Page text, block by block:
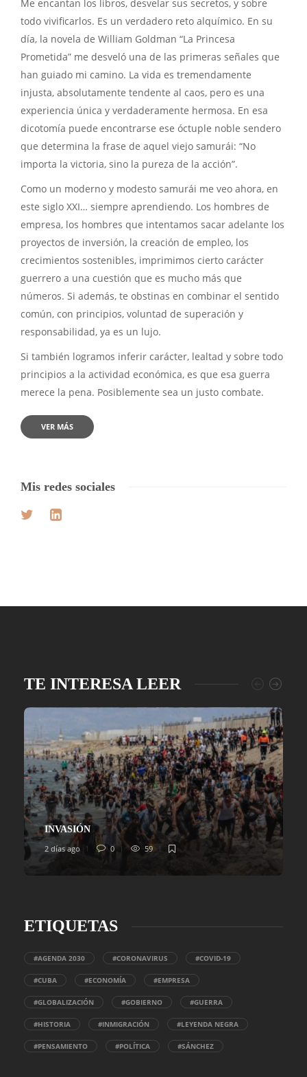
Me encantan los libros, desvelar sus secretos, y sobre
todo vivificarlos. Es un verdadero reto alquímico. En su
día, la novela de William Goldman “La Princesa
Prometida” me desveló una de las primeras señales que
han guiado mi camino. La vida es tremendamente
injusta, absolutamente tendente al caos, pero es una
experiencia única y verdaderamente hermosa. En esa
dicotomía puede encontrarse ese óctuple noble sendero
que determina la frase de aquel viejo samurái: “No
importa la victoria, sino la pureza de la acción”.
Como un moderno y modesto samurái me veo ahora, en
este siglo XXI… siempre aprendiendo. Los hombres de
empresa, los hombres que intentamos sacar adelante los
proyectos de inversión, la creación de empleo, los
crecimientos sostenibles, imprimimos cierto carácter
guerrero a una cuestión que es mucho más que
números. Si además, te obstinas en combinar el sentido
común, con principios, voluntad de superación y
responsabilidad, ya es un lujo.
Si también logramos inferir carácter, lealtad y sobre todo
principios a la actividad económica, es que esa guerra
merece la pena. Posiblemente sea un justo combate.
VER MÁS
Mis redes sociales
TE INTERESA LEER
INVASIÓN
2 días ago
0 59
ETIQUETAS
#AGENDA 2030 #CORONAVIRUS #COVID-19
#CUBA #ECONOMÍA #EMPRESA
#GLOBALIZACIÓN #GOBIERNO #GUERRA
#HISTORIA #INMIGRACIÓN #LEYENDA NEGRA
#PENSAMIENTO #POLÍTICA #SÁNCHEZ